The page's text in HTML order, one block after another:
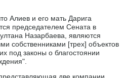
Алиев и его мать Дарига
председателем Сената в
Назарбаева, являются
собственниками [трех] объектов
под законы о благостоянии